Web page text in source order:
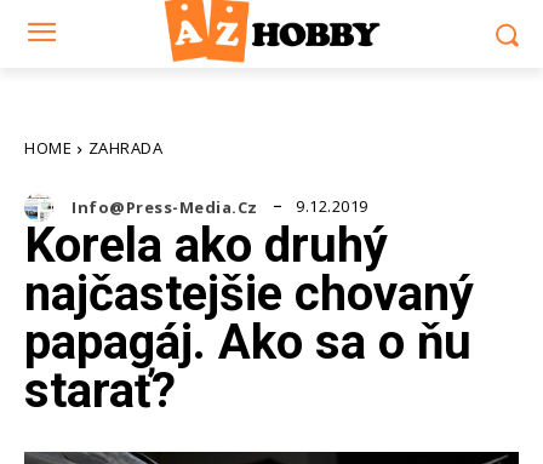
HOME ZAHRADA
Info@press-Media.cz 9.12.2019
Korela ako druhý
najčastejšie chovaný
papagáj. Ako sa o ňu
starať?